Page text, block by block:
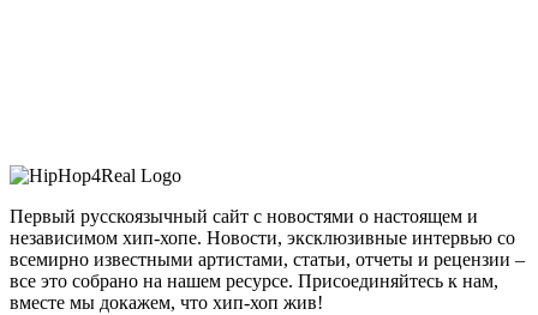
Первый русскоязычный сайт с новостями о настоящем и
независимом хип-хопе. Новости, эксклюзивные интервью со
всемирно известными артистами, статьи, отчеты и рецензии –
все это собрано на нашем ресурсе. Присоединяйтесь к нам,
вместе мы докажем, что хип-хоп жив!